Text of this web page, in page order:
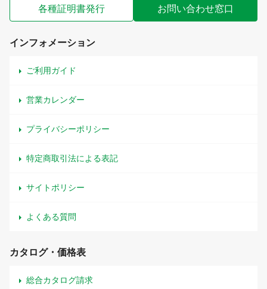
各種証明書発行 お問い合わせ窓口
インフォメーション
ご利用ガイド
営業カレンダー
プライバシーポリシー
特定商取引法による表記
サイトポリシー
よくある質問
カタログ・価格表
総合カタログ請求